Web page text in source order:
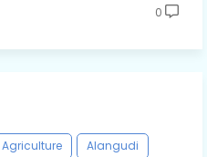
0
Agriculture
Alangudi